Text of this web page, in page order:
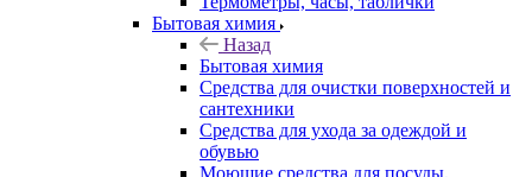
Бытовая химия
Назад
Бытовая химия
Средства для очистки поверхностей и
сантехники
Средства для ухода за одеждой и
обувью
Моющие средства для посуды,